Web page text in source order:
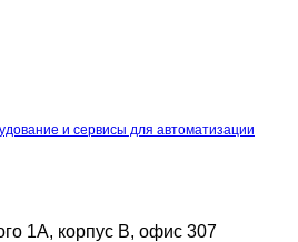
и сервисы для автоматизации
1А, корпус B, офис 307